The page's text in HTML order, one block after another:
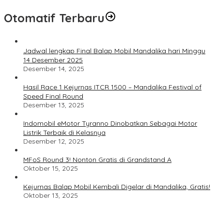
Otomatif Terbaru
Jadwal lengkap Final Balap Mobil Mandalika hari Minggu
14 Desember 2025
Desember 14, 2025
Hasil Race 1 Kejurnas ITCR 1500 – Mandalika Festival of
Speed Final Round
Desember 13, 2025
Indomobil eMotor Tyranno Dinobatkan Sebagai Motor
Listrik Terbaik di Kelasnya
Desember 12, 2025
MFoS Round 3! Nonton Gratis di Grandstand A
Oktober 15, 2025
Kejurnas Balap Mobil Kembali Digelar di Mandalika, Gratis!
Oktober 13, 2025